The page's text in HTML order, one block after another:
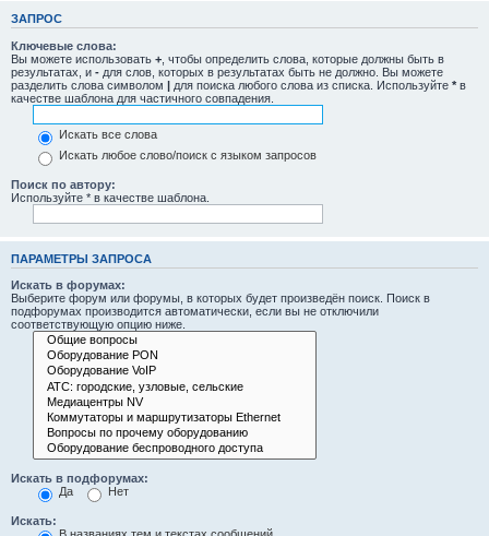
ЗАПРОС
Ключевые слова:
Вы можете использовать + , чтобы определить слова, которые должны быть в
результатах, и - для слов, которых в результатах быть не должно. Вы можете
разделить слова символом | для поиска любого слова из списка. Используйте * в
качестве шаблона для частичного совпадения.
Искать все слова
Искать любое слово/поиск с языком запросов
Поиск по автору:
Используйте * в качестве шаблона.
ПАРАМЕТРЫ ЗАПРОСА
Искать в форумах:
Выберите форум или форумы, в которых будет произведён поиск. Поиск в
подфорумах производится автоматически, если вы не отключили
соответствующую опцию ниже.
Искать в подфорумах:
Да
Нет
Искать: